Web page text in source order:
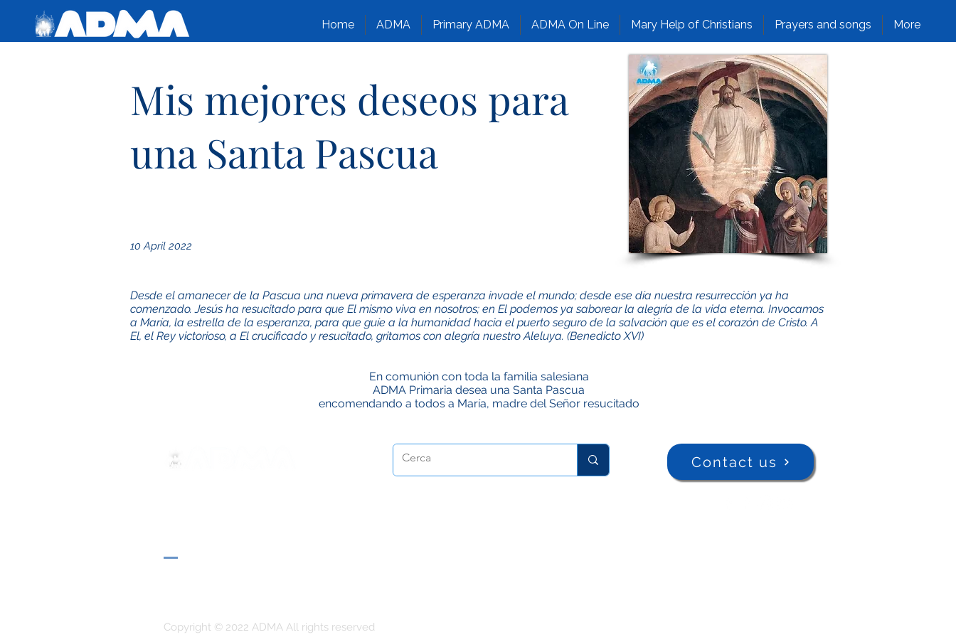
Home ADMA Primary ADMA ADMA On Line Mary Help of Christians Prayers and songs More
Mis mejores deseos para
una Santa Pascua
10 April 2022
Desde el amanecer de la Pascua una nueva primavera de esperanza invade el mundo; desde ese día nuestra resurrección ya ha
comenzado. Jesús ha resucitado para que El mismo viva en nosotros; en El podemos ya saborear la alegría de la vida eterna. Invocamos
a María, la estrella de la esperanza, para que guíe a la humanidad hacia el puerto seguro de la salvación que es el corazón de Cristo. A
El, el Rey victorioso, a El crucificado y resucitado, gritamos con alegría nuestro Aleluya. (Benedicto XVI)
En comunión con toda la familia salesiana
ADMA Primaria desea una Santa Pascua
encomendando a todos a María, madre del Señor resucitado
Contact us
Copyright © 2022 ADMA All rights reserved